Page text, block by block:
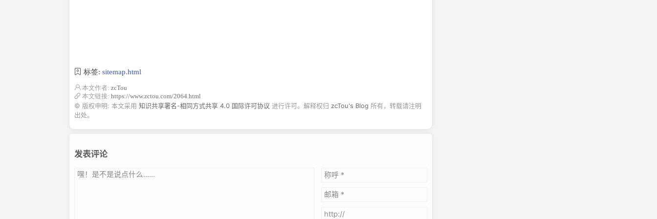
标签: sitemap.html
本文作者: zcTou
本文链接: https://www.zctou.com/2064.html
© 版权申明: 本文采用 知识共享署名-相同方式共享 4.0 国际许可协议 进行许可。解释权归 zcTou's Blog 所有，转载请注明
出处。
发表评论